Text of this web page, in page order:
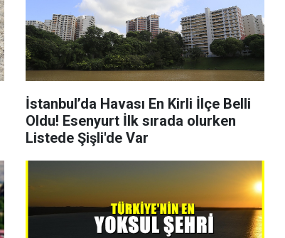
İstanbul’da Havası En Kirli İlçe Belli
Oldu! Esenyurt İlk sırada olurken
Listede Şişli'de Var